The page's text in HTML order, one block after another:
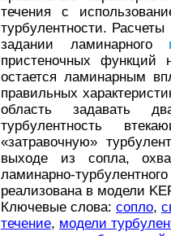
течения с
турбулентности.
задании ламинарного
пристеночных функций
остается ламинарным
правильных
область задавать
турбулентность
«затравочную»
выходе из сопла,
ламинарно-
реализована в модели
Ключевые слова: сопло,
течение, модели